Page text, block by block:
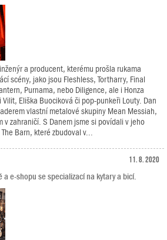
a producent, kterému prošla rukama
scény, jako jsou Fleshless, Tortharry, Final
Purnama, nebo Diligence, ale i Honza
Vilit, Eliška Buociková či pop-punkeři Louty. Dan
vlastní metalové skupiny Mean Messiah,
v zahraničí. S Danem jsme si povídali v jeho
Barn, které zbudoval v...
11. 8. 2020
a e-shopu se specializací na kytary a bicí.